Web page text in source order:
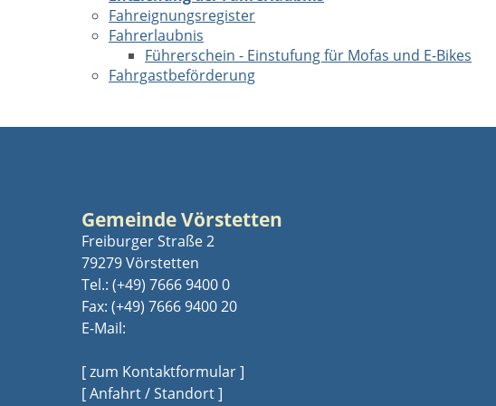
Fahreignungsregister
Fahrerlaubnis
Führerschein - Einstufung für Mofas und E-Bikes
Fahrgastbeförderung
Gemeinde Vörstetten
Freiburger Straße 2
79279 Vörstetten
Tel.: (+49) 7666 9400 0
Fax: (+49) 7666 9400 20
E-Mail:
[ zum Kontaktformular ]
[ Anfahrt / Standort ]